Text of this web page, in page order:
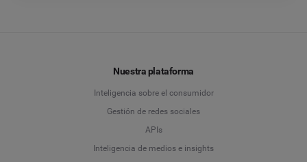
Nuestra plataforma
Inteligencia sobre el consumidor
Gestión de redes sociales
APIs
Inteligencia de medios e insights